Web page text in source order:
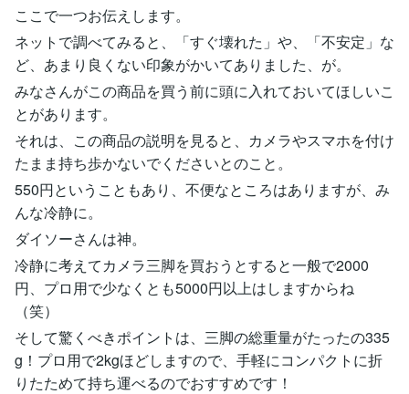
ここで一つお伝えします。
ネットで調べてみると、「すぐ壊れた」や、「不安定」な
ど、あまり良くない印象がかいてありました、が。
みなさんがこの商品を買う前に頭に入れておいてほしいこ
とがあります。
それは、この商品の説明を見ると、カメラやスマホを付け
たまま持ち歩かないでくださいとのこと。
550円ということもあり、不便なところはありますが、み
んな冷静に。
ダイソーさんは神。
冷静に考えてカメラ三脚を買おうとすると一般で2000
円、プロ用で少なくとも5000円以上はしますからね
（笑）
そして驚くべきポイントは、三脚の総重量がたったの335
g！プロ用で2kgほどしますので、手軽にコンパクトに折
りたためて持ち運べるのでおすすめです！